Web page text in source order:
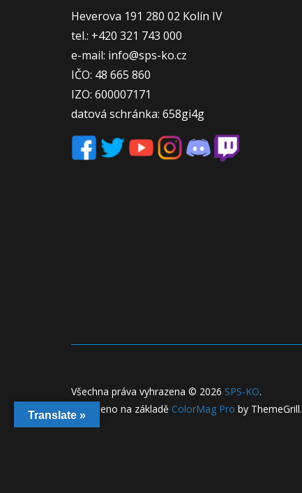
Heverova 191 280 02 Kolín IV
tel.: +420 321 743 000
e-mail: info@sps-ko.cz
IČO: 48 665 860
IZO: 600007171
datová schránka: 658gi4g
Všechna práva vyhrazena © 2026 SPS-KO.
Vytvořeno na základě ColorMag Pro by ThemeGrill.
Translate »